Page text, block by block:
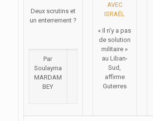
Deux scrutins et
un enterrement ?
Par
Soulayma
MARDAM
BEY
AVEC
ISRAËL
« Il n’y a pas
de solution
militaire »
au Liban-
Sud,
affirme
Guterres